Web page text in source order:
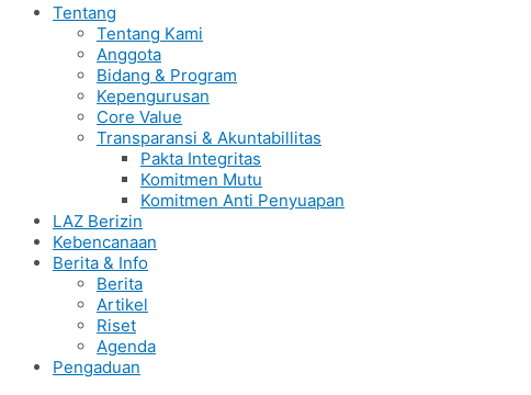
Tentang
Tentang Kami
Anggota
Bidang & Program
Kepengurusan
Core Value
Transparansi & Akuntabillitas
Pakta Integritas
Komitmen Mutu
Komitmen Anti Penyuapan
LAZ Berizin
Kebencanaan
Berita & Info
Berita
Artikel
Riset
Agenda
Pengaduan